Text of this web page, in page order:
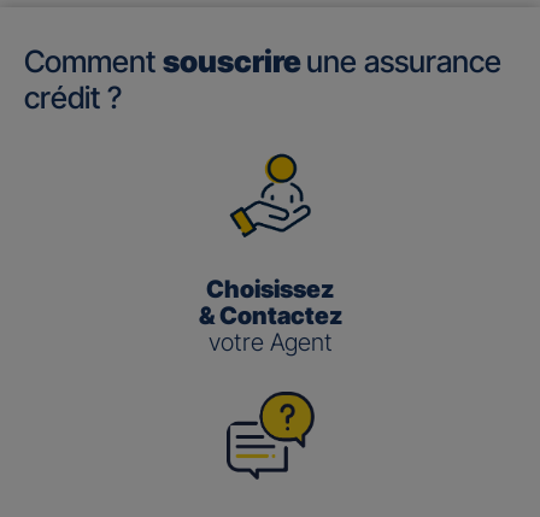
Comment souscrireune assurance
crédit ?
Choisissez
& Contactez
votre Agent